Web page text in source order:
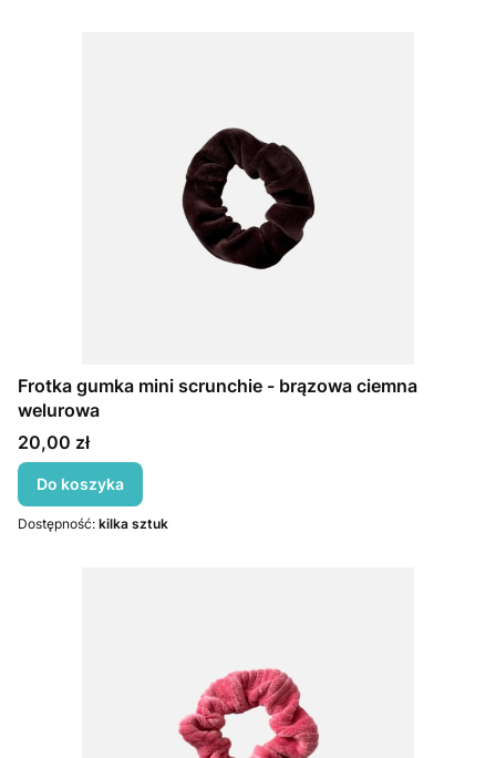
Frotka gumka mini scrunchie - brązowa ciemna
welurowa
Cena
20,00 zł
Do koszyka
Dostępność: kilka sztuk